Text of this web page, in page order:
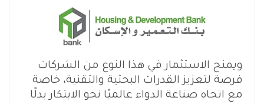
ويمنح الاستثمار في هذا النوع من الشركات
فرصة لتعزيز القدرات البحثية والتقنية، خاصة
مع اتجاه صناعة الدواء عالميًا نحو الابتكار بدلًا